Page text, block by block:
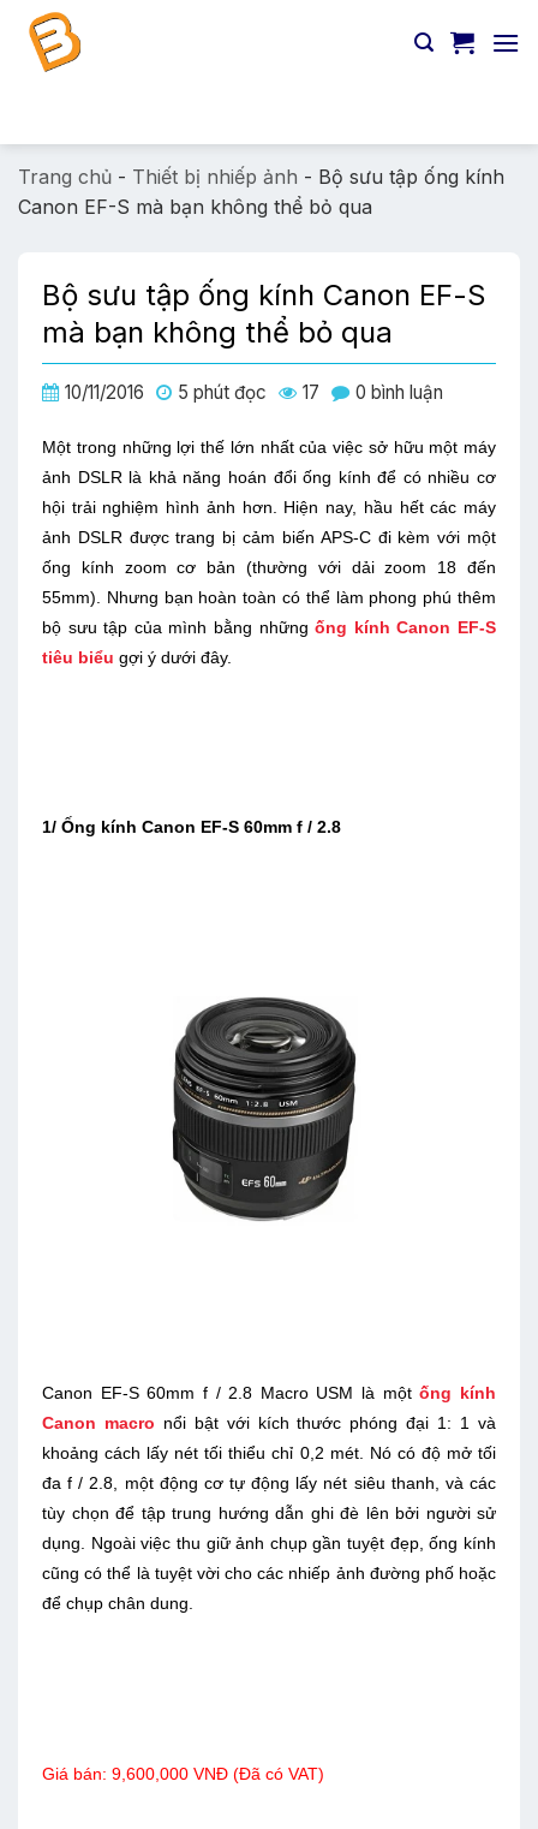
Chuyển
đến
Trang chủ - Thiết bị nhiếp ảnh - Bộ sưu tập ống kính
Canon EF-S mà bạn không thể bỏ qua
Bộ sưu tập ống kính Canon EF-S
mà bạn không thể bỏ qua
10/11/2016 5 phút đọc 17 0 bình luận
Một trong những lợi thế lớn nhất của việc sở hữu một máy
ảnh DSLR là khả năng hoán đổi ống kính để có nhiều cơ
hội trải nghiệm hình ảnh hơn. Hiện nay, hầu hết các máy
ảnh DSLR được trang bị cảm biến APS-C đi kèm với một
ống kính zoom cơ bản (thường với dải zoom 18 đến
55mm). Nhưng bạn hoàn toàn có thể làm phong phú thêm
bộ sưu tập của mình bằng những ống kính Canon EF-S
tiêu biểu gợi ý dưới đây.
1/ Ống kính Canon EF-S 60mm f / 2.8
Canon EF-S 60mm f / 2.8 Macro USM là mộtống kính
Canon macro nổi bật với kích thước phóng đại 1: 1 và
khoảng cách lấy nét tối thiểu chỉ 0,2 mét. Nó có độ mở tối
đa f / 2.8, một động cơ tự động lấy nét siêu thanh, và các
tùy chọn để tập trung hướng dẫn ghi đè lên bởi người sử
dụng. Ngoài việc thu giữ ảnh chụp gần tuyệt đẹp, ống kính
cũng có thể là tuyệt vời cho các nhiếp ảnh đường phố hoặc
để chụp chân dung.
Giá bán: 9,600,000 VNĐ (Đã có VAT)